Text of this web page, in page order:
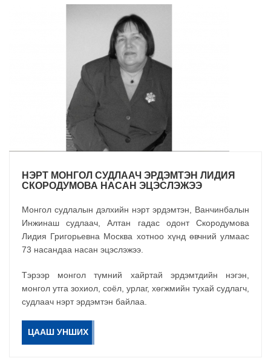
НЭРТ МОНГОЛ СУДЛААЧ ЭРДЭМТЭН ЛИДИЯ
СКОРОДУМОВА НАСАН ЭЦЭСЛЭЖЭЭ
Монгол судлалын дэлхийн нэрт эрдэмтэн, Ванчинбалын
Инжинаш судлаач, Алтан гадас одонт Скородумова
Лидия Григорьевна Москва хотноо хүнд өвчний улмаас
73 насандаа насан эцэслэжээ.
Тэрээр монгол түмний хайртай эрдэмтдийн нэгэн,
монгол утга зохиол, соёл, урлаг, хөгжмийн тухай судлагч,
судлаач нэрт эрдэмтэн байлаа.
ЦААШ УНШИХ